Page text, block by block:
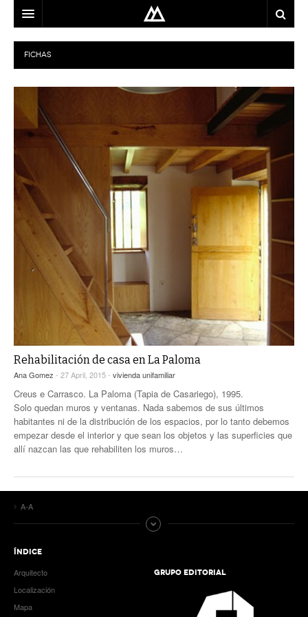
ARQUITECTO
LOCALIZACIÓN
USO
EQUIPO
BLOG
CONTACTO
FICHAS
Rehabilitación de casa en La Paloma
Ana Gomez - 27 April, 2015 - vivienda unifamiliar
Creus e Carrasco. La Paloma (Tapia de Casariego), 1995.
Solo quedan muros y ventanas. Nada sabemos de sus últimos
habitantes ni de la distribución de los espacios, por lo tanto debemos
empezar desde el interior y que sean los objetos y las superficies que
allí nazcan las que rehabiliten los muros…
A-A
ÍNDICE
Arquitecto
Localización
Mapa
GRUPO EDITORIAL